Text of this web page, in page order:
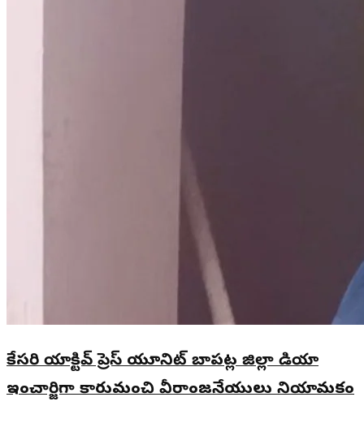
కేసరి యాక్టివ్ ప్రెస్ యూనిట్ బాపట్ల జిల్లా మీడియా
ఇంచార్జిగా కారుమంచి వీరాంజనేయులు నియామకం